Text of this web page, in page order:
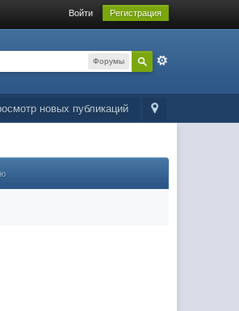
Войти Регистрация
Форумы
новых публикаций